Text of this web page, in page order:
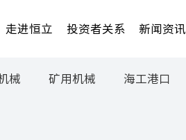
走进恒立 投资者关系 新闻资讯
械 矿用机械 海工港口